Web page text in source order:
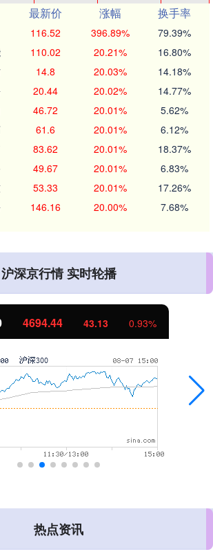
最新价 涨幅
换手率
116.52 396.89% 79.39%
110.02 20.21% 16.80%
14.8 20.03% 14.18%
20.44 20.02% 14.77%
46.72 20.01% 5.62%
61.6 20.01% 6.12%
83.62 20.01% 18.37%
49.67 20.01% 6.83%
53.33 20.01% 17.26%
146.16 20.00% 7.68%
沪深京行情 实时轮播
4694.44 43.13 0.93%
热点资讯